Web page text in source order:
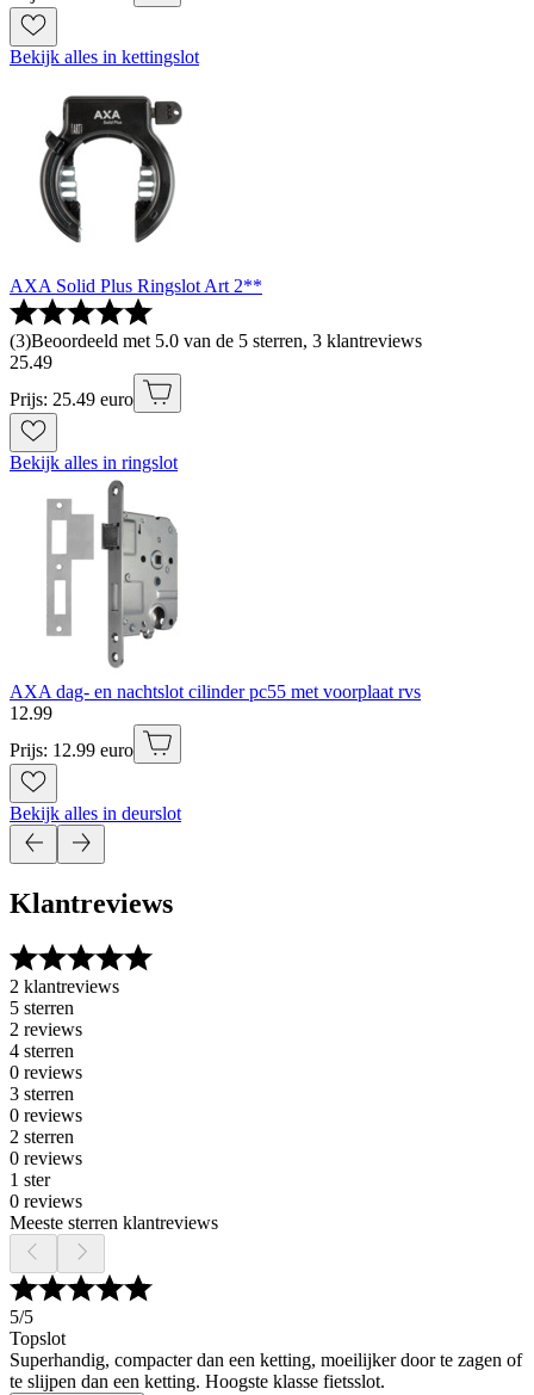
Bekijk alles in kettingslot
AXA Solid Plus Ringslot Art 2**
(3)Beoordeeld met 5.0 van de 5 sterren, 3 klantreviews
25.49
Prijs: 25.49 euro
Bekijk alles in ringslot
AXA dag- en nachtslot cilinder pc55 met voorplaat rvs
12.99
Prijs: 12.99 euro
Bekijk alles in deurslot
Klantreviews
2 klantreviews
5 sterren
2 reviews
4 sterren
0 reviews
3 sterren
0 reviews
2 sterren
0 reviews
1 ster
0 reviews
Meeste sterren klantreviews
5/5
Topslot
Superhandig, compacter dan een ketting, moeilijker door te zagen of
te slijpen dan een ketting. Hoogste klasse fietsslot.